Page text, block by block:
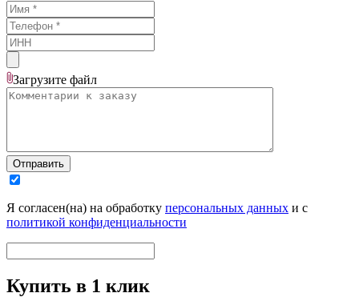
Загрузите файл
Отправить
Я согласен(на) на обработку персональных данных и с
политикой конфиденциальности
Купить в 1 клик